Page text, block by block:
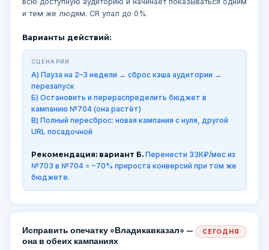
и тем же людям. CR упал до 0%.
Варианты действий:
СЦЕНАРИИ
А) Пауза на 2–3 недели → сброс кэша аудитории →
перезапуск
Б) Остановить и перераспределить бюджет в
кампанию №704 (она растёт)
В) Полный пересброс: новая кампания с нуля, другой
URL посадочной
Рекомендация: вариант Б. Перенести 33К₽/мес из
№703 в №704 = ~70% прироста конверсий при том же
бюджете.
Исправить опечатку «Владикавказал» —
она в обеих кампаниях
СЕГОДНЯ